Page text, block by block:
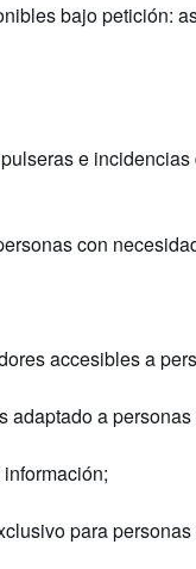
bajo petición:
e
con
accesibles a
adaptado a
para